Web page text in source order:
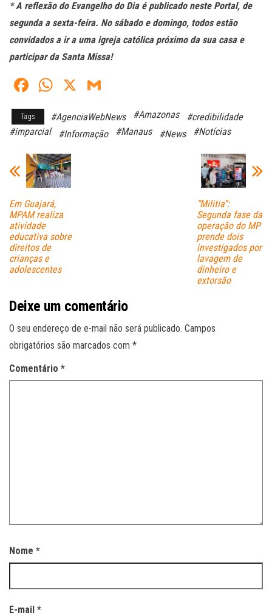
* A reflexão do Evangelho do Dia é publicado neste Portal, de
segunda a sexta-feira. No sábado e domingo, todos estão
convidados a ir a uma igreja católica próximo da sua casa e
participar da Santa Missa!
Fa
ce
bo
W
ts
A
pp
X
ail
Tags #AgenciaWebNews #Amazonas
#credibilidade
#imparcial
#Informação #Manaus #News #Notícias
Em Guajará,
MPAM realiza
atividade
educativa sobre
direitos de
crianças e
adolescentes
“Militia”:
Segunda fase da
operação do MP
prende dois
investigados por
lavagem de
dinheiro e
extorsão
Deixe um comentário
O seu endereço de e-mail não será publicado. Campos
obrigatórios são marcados com *
Comentário *
Nome *
E-mail *